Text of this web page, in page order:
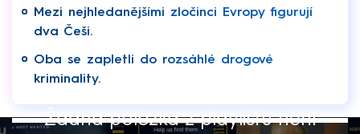
Mezi nejhledanějšími zločinci Evropy figurují
dva Češi.
Oba se zapletli do rozsáhlé drogové
kriminality.
Žádná položka z playlistu není